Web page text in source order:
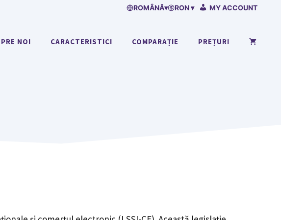
ROMÂNĂ▾ RON ▾ MY ACCOUNT
NOI CARACTERISTICI COMPARAȚIE PREȚURI